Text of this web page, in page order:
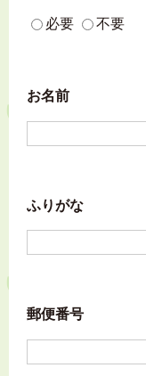
必要 不要
お名前
ふりがな
郵便番号